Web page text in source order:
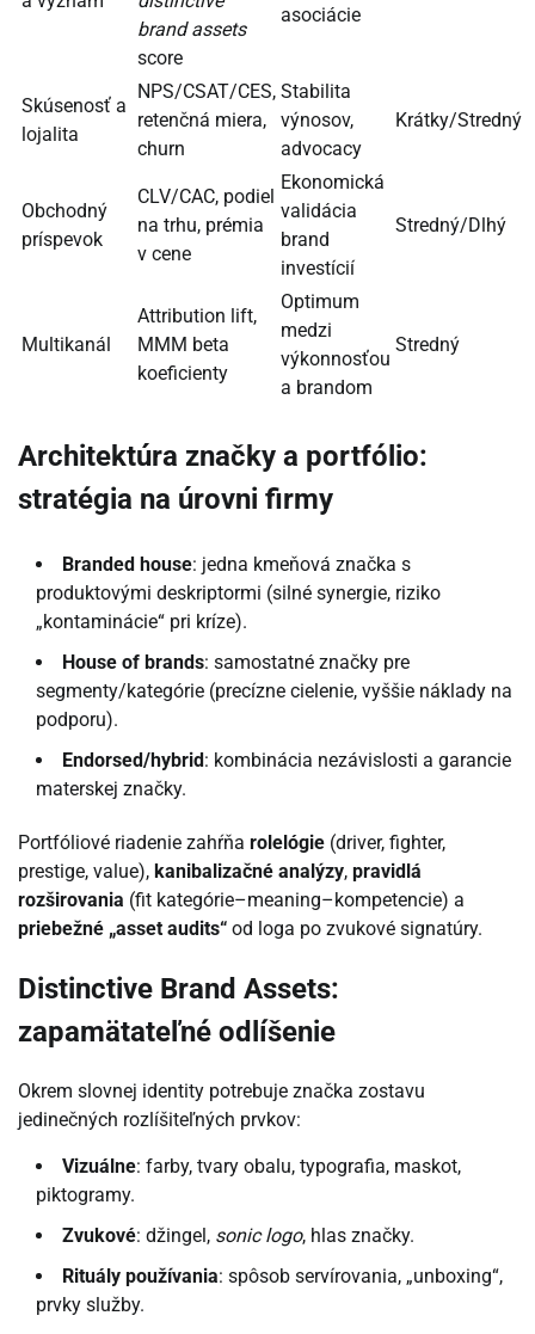
brand assets
score
asociácie
Skúsenosť a
lojalita
NPS/CSAT/CES,
retenčná miera,
churn
Stabilita
výnosov,
advocacy
Krátky/Stredný
Obchodný
príspevok
CLV/CAC, podiel
na trhu, prémia
v cene
Ekonomická
validácia
brand
investícií
Stredný/Dlhý
Multikanál
Attribution lift,
MMM beta
koeficienty
Optimum
medzi
výkonnosťou
a brandom
Stredný
Architektúra značky a portfólio:
stratégia na úrovni firmy
Branded house: jedna kmeňová značka s
produktovými deskriptormi (silné synergie, riziko
„kontaminácie“ pri kríze).
House of brands: samostatné značky pre
segmenty/kategórie (precízne cielenie, vyššie náklady na
podporu).
Endorsed/hybrid : kombinácia nezávislosti a garancie
materskej značky.
Portfóliové riadenie zahŕňa rolelógie (driver, fighter,
prestige, value), kanibalizačné analýzy, pravidlá
rozširovania (fit kategórie–meaning–kompetencie) a
priebežné „asset audits“ od loga po zvukové signatúry.
Distinctive Brand Assets:
zapamätateľné odlíšenie
Okrem slovnej identity potrebuje značka zostavu
jedinečných rozlíšiteľných prvkov:
Vizuálne: farby, tvary obalu, typografia, maskot,
piktogramy.
Zvukové: džingel, sonic logo, hlas značky.
Rituály používania: spôsob servírovania, „unboxing“,
prvky služby.